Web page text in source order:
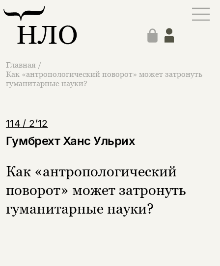
Главная /
Как «антропологический поворот» может затронуть
гуманитарные науки?
114 / 2’12
Гумбрехт Ханс Ульрих
Как «антропологический
поворот» может затронуть
гуманитарные науки?